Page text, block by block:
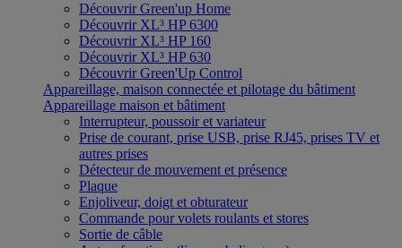
Découvrir Green'up Home
Découvrir XL³ HP 6300
Découvrir XL³ HP 160
Découvrir XL³ HP 630
Découvrir Green'Up Control
Appareillage, maison connectée et pilotage du bâtiment
Appareillage maison et bâtiment
Interrupteur, poussoir et variateur
Prise de courant, prise USB, prise RJ45, prises TV et
autres prises
Détecteur de mouvement et présence
Plaque
Enjoliveur, doigt et obturateur
Commande pour volets roulants et stores
Sortie de câble